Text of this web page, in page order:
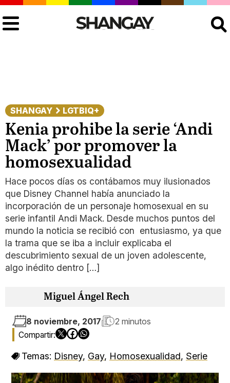
SHANGAY LGTBIQ+
Kenia prohibe la serie ‘Andi
Mack’ por promover la
homosexualidad
Hace pocos días os contábamos muy ilusionados
que Disney Channel había anunciado la
incorporación de un personaje homosexual en su
serie infantil Andi Mack. Desde muchos puntos del
mundo la noticia se recibió con entusiasmo, ya que
la trama que se iba a incluir explicaba el
descubrimiento sexual de un joven adolescente,
algo inédito dentro […]
Miguel Ángel Rech
8 noviembre, 2017 2 minutos
Temas: Disney, Gay, Homosexualidad, Serie